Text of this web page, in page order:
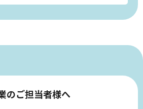
のご担当者様へ